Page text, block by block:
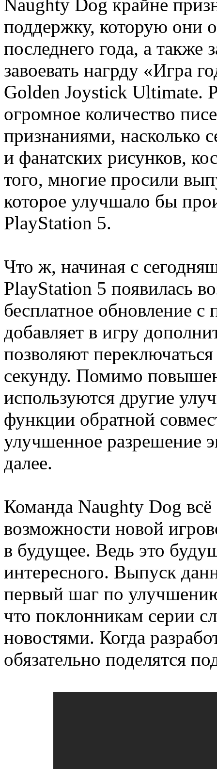
Naughty Dog крайне
поддержку, которую они
последнего года, а также
завоевать нагрду «Игра
Golden Joystick Ultimate.
огромное количество
признаниями, насколько
и фанатских рисунков,
того, многие просили
которое улучшало бы
PlayStation 5.
Что ж, начиная с
PlayStation 5 появилась
бесплатное обновление
добавляет в игру
позволяют
секунду. Помимо
используются другие
функции обратной
улучшенное разрешение
далее.
Команда Naughty Dog
возможности новой
в будущее. Ведь это
интересного. Выпуск
первый шаг по
что поклонникам серии
новостями. Когда
обязательно поделятся